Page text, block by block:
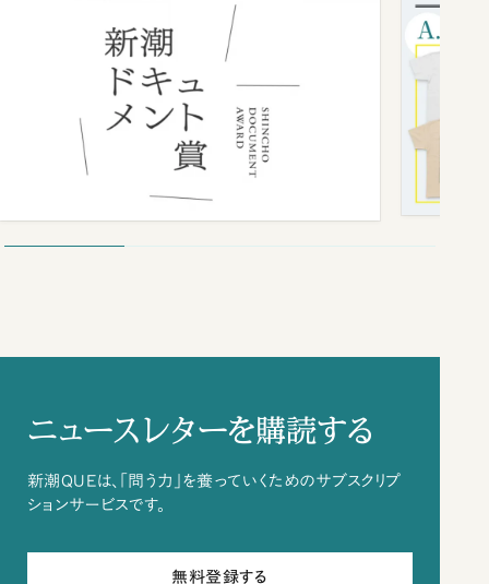
ニュースレターを購読する
新潮QUEは、「問う力」を養っていくためのサブスクリプ
ションサービスです。
無料登録する